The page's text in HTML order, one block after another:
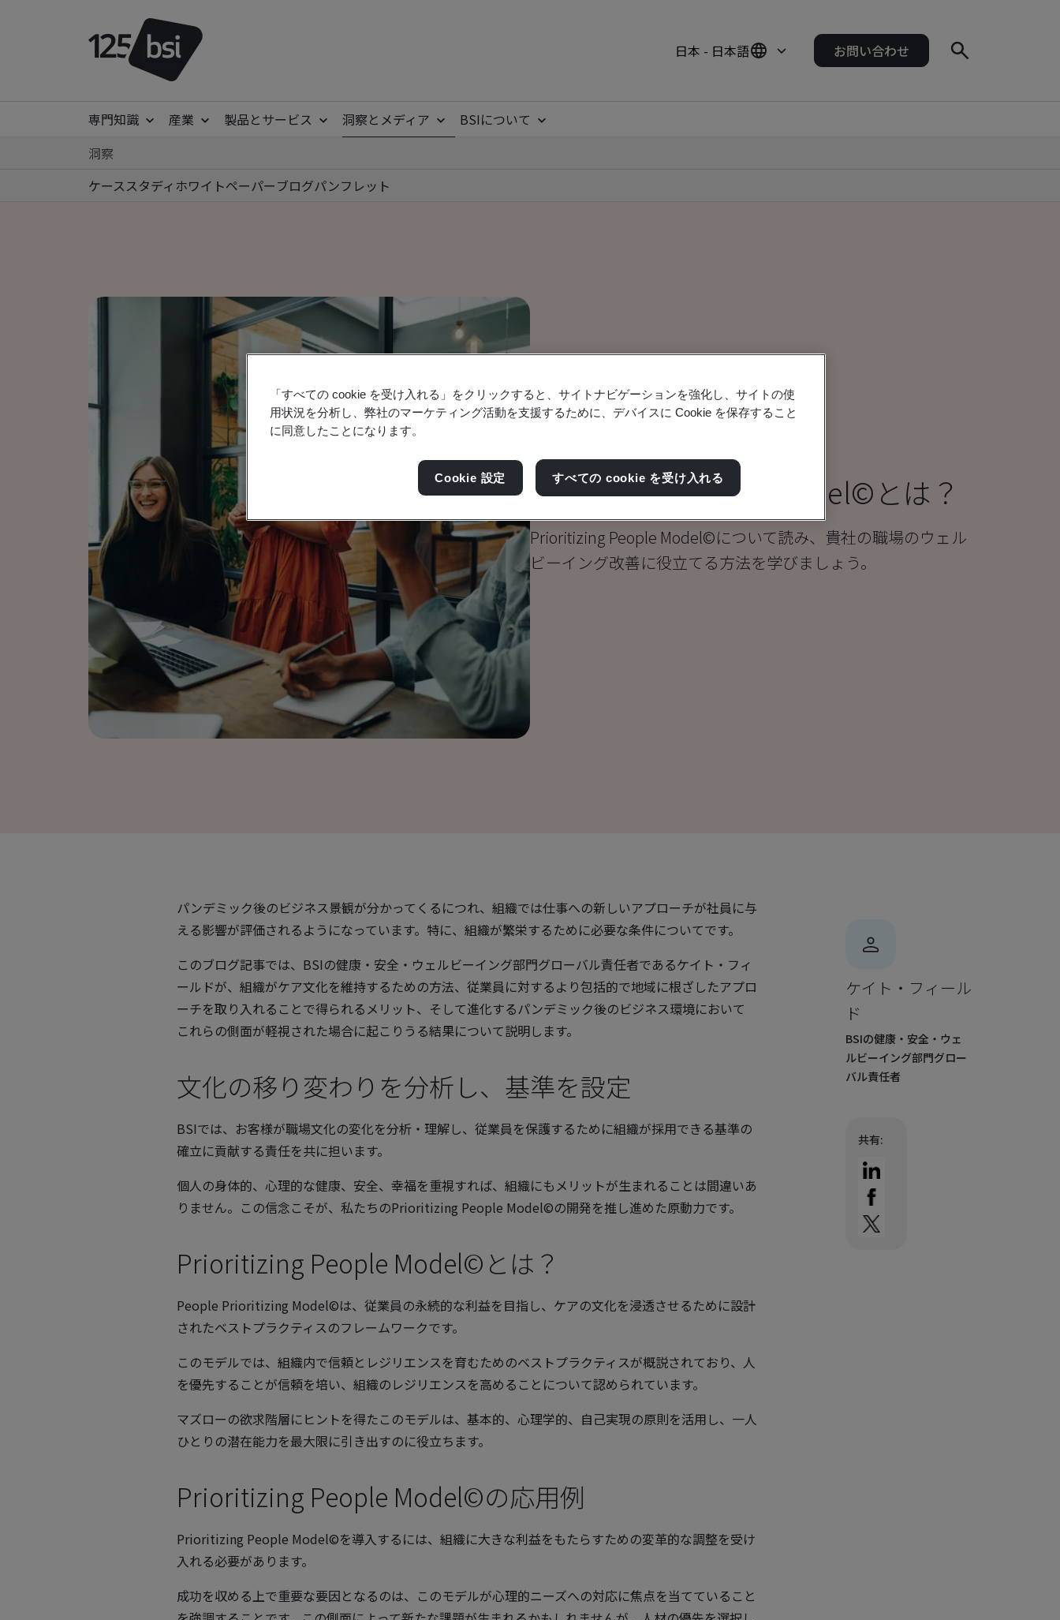
日本 - 日本語 お問い合わせ
専門知識 産業 製品とサービス 洞察とメディア
BSIについて
洞察
ケーススタディ ホワイトペーパーブログパンフレット
Prioritizing People Model©とは？
Prioritizing People Model©について読み、貴社の職場のウェル
ビーイング改善に役立てる方法を学びましょう。
パンデミック後のビジネス景観が分かってくるにつれ、組織では仕事への新しいアプローチが社員に与
える影響が評価されるようになっています。特に、組織が繁栄するために必要な条件についてです。
このブログ記事では、BSIの健康・安全・ウェルビーイング部門グローバル責任者であるケイト・フィ
ールドが、組織がケア文化を維持するための方法、従業員に対するより包括的で地域に根ざしたアプロ
ーチを取り入れることで得られるメリット、そして進化するパンデミック後のビジネス環境において
これらの側面が軽視された場合に起こりうる結果について説明します。
文化の移り変わりを分析し、基準を設定
BSIでは、お客様が職場文化の変化を分析・理解し、従業員を保護するために組織が採用できる基準の
確立に貢献する責任を共に担います。
個人の身体的、心理的な健康、安全、幸福を重視すれば、組織にもメリットが生まれることは間違いあ
りません。この信念こそが、私たちのPrioritizing People Model©の開発を推し進めた原動力です。
Prioritizing People Model©とは？
People Prioritizing Model©は、従業員の永続的な利益を目指し、ケアの文化を浸透させるために設計
されたベストプラクティスのフレームワークです。
このモデルでは、組織内で信頼とレジリエンスを育むためのベストプラクティスが概説されており、人
を優先することが信頼を培い、組織のレジリエンスを高めることについて認められています。
マズローの欲求階層にヒントを得たこのモデルは、基本的、心理学的、自己実現の原則を活用し、一人
ひとりの潜在能力を最大限に引き出すのに役立ちます。
Prioritizing People Model©の応用例
Prioritizing People Model©を導入するには、組織に大きな利益をもたらすための変革的な調整を受け
入れる必要があります。
成功を収める上で重要な要因となるのは、このモデルが心理的ニーズへの対応に焦点を当てていること
ケイト・フィール
ド
BSIの健康・安全・ウェ
ルビーイング部門グロー
バル責任者
共有:
「すべての cookie を受け入れる」をクリックすると、サイトナビゲーションを強化し、サイトの使
用状況を分析し、弊社のマーケティング活動を支援するために、デバイスに Cookie を保存すること
に同意したことになります。
Cookie 設定 すべての cookie を受け入れる